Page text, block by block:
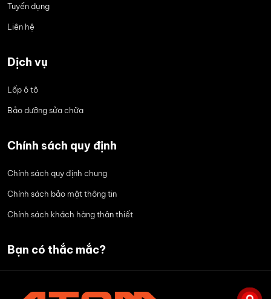
Tuyển dụng
Liên hệ
Dịch vụ
Lốp ô tô
Bảo dưỡng sửa chữa
Chính sách quy định
Chính sách quy định chung
Chính sách bảo mật thông tin
Chính sách khách hàng thân thiết
Bạn có thắc mắc?